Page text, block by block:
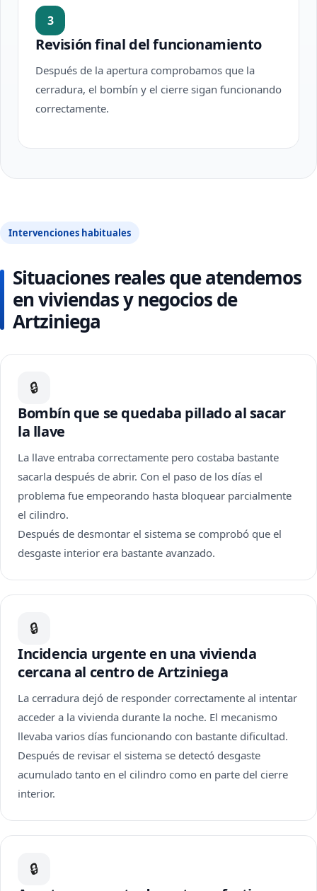
3
Revisión final del funcionamiento
Después de la apertura comprobamos que la
cerradura, el bombín y el cierre sigan funcionando
correctamente.
Intervenciones habituales
Situaciones reales que atendemos
en viviendas y negocios de
Artziniega
🔒
Bombín que se quedaba pillado al sacar
la llave
La llave entraba correctamente pero costaba bastante
sacarla después de abrir. Con el paso de los días el
problema fue empeorando hasta bloquear parcialmente
el cilindro.
Después de desmontar el sistema se comprobó que el
desgaste interior era bastante avanzado.
🔒
Incidencia urgente en una vivienda
cercana al centro de Artziniega
La cerradura dejó de responder correctamente al intentar
acceder a la vivienda durante la noche. El mecanismo
llevaba varios días funcionando con bastante dificultad.
Después de revisar el sistema se detectó desgaste
acumulado tanto en el cilindro como en parte del cierre
interior.
🔒